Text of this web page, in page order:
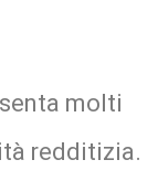
molti
redditizia.